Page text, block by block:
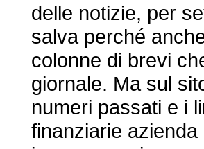
delle notizie, per
salva perché
colonne di brevi
giornale. Ma sul
numeri passati e i
finanziarie